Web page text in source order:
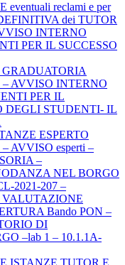
reclami e per
dei TUTOR
INTERNO
PER IL SUCCESSO
AVVISO INTERNO
PER IL
DEGLI STUDENTI- IL
ESPERTO
AVVISO esperti –
–
NEL BORGO
2021-207 –
Bando PON –
DI
–lab 1 – 10.1.1A-